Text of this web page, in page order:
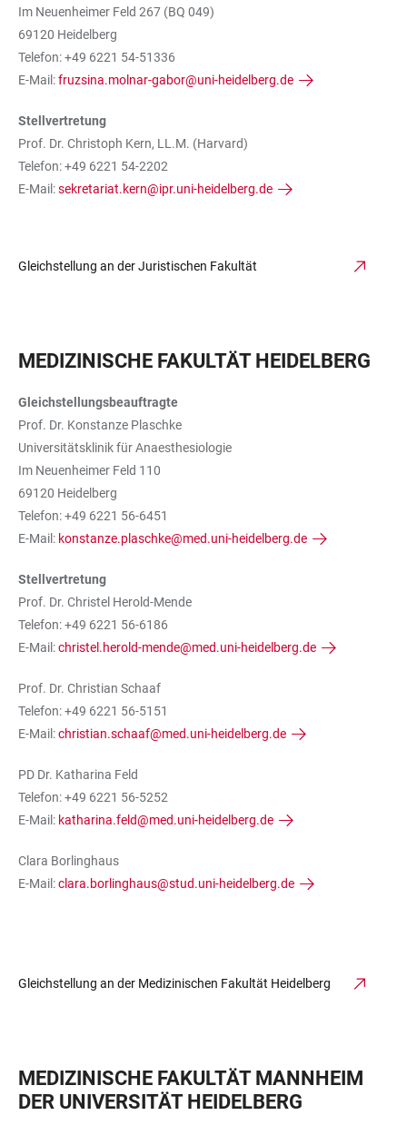
Im Neuenheimer Feld 267 (BQ 049)
69120 Heidelberg
Telefon: +49 6221 54-51336
E-Mail:fruzsina.molnar-gabor@uni-heidelberg.de
Stellvertretung
Prof. Dr. Christoph Kern, LL.M. (Harvard)
Telefon: +49 6221 54-2202
E-Mail:sekretariat.kern@ipr.uni-heidelberg.de
Gleichstellung an der Juristischen Fakultät
MEDIZINISCHE FAKULTÄT HEIDELBERG
Gleichstellungsbeauftragte
Prof. Dr. Konstanze Plaschke
Universitätsklinik für Anaesthesiologie
Im Neuenheimer Feld 110
69120 Heidelberg
Telefon: +49 6221 56-6451
E-Mail: konstanze.plaschke@med.uni-heidelberg.de
Stellvertretung
Prof. Dr. Christel Herold-Mende
Telefon: +49 6221 56-6186
E-Mail:christel.herold-mende@med.uni-heidelberg.de
Prof. Dr. Christian Schaaf
Telefon: +49 6221 56-5151
E-Mail:christian.schaaf@med.uni-heidelberg.de
PD Dr. Katharina Feld
Telefon: +49 6221 56-5252
E-Mail: katharina.feld@med.uni-heidelberg.de
Clara Borlinghaus
E-Mail:clara.borlinghaus@stud.uni-heidelberg.de
Gleichstellung an der Medizinischen Fakultät Heidelberg
MEDIZINISCHE FAKULTÄT MANNHEIM
DER UNIVERSITÄT HEIDELBERG